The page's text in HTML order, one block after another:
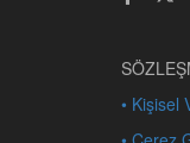
• Kişisel